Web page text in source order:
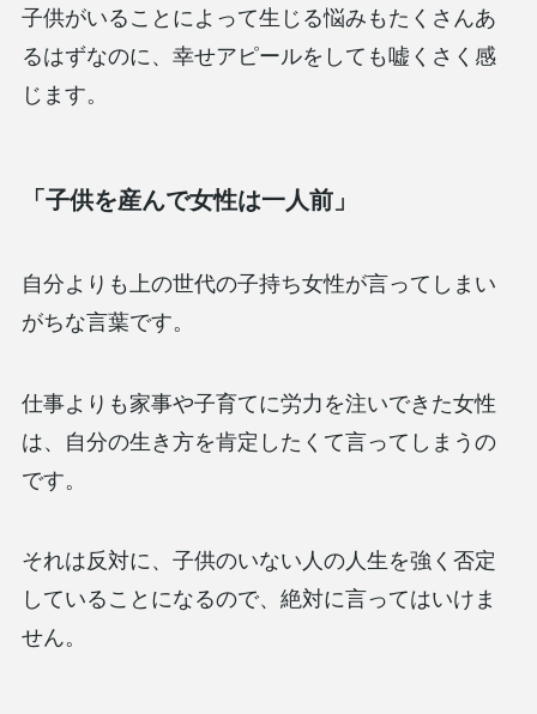
子供がいることによって生じる悩みもたくさんあ
るはずなのに、幸せアピールをしても嘘くさく感
じます。
「子供を産んで女性は一人前」
自分よりも上の世代の子持ち女性が言ってしまい
がちな言葉です。
仕事よりも家事や子育てに労力を注いできた女性
は、自分の生き方を肯定したくて言ってしまうの
です。
それは反対に、子供のいない人の人生を強く否定
していることになるので、絶対に言ってはいけま
せん。